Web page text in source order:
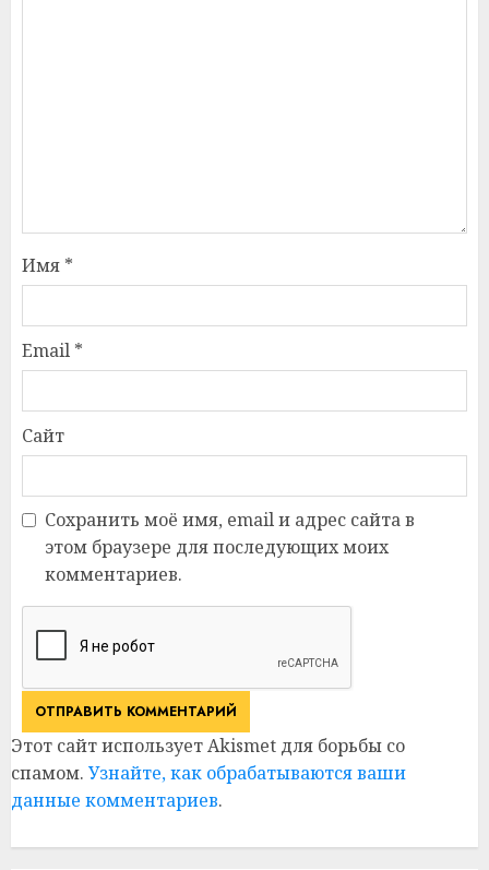
Имя *
Email *
Сайт
Сохранить моё имя, email и адрес сайта в
этом браузере для последующих моих
комментариев.
Этот сайт использует Akismet для борьбы со
спамом. Узнайте, как обрабатываются ваши
данные комментариев.